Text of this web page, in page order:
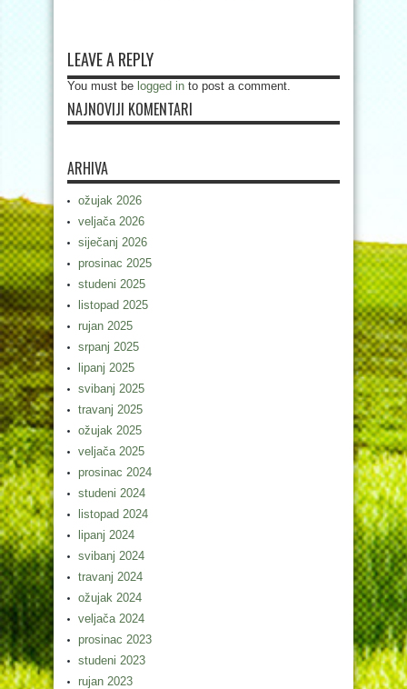
LEAVE A REPLY
You must be logged in to post a comment.
NAJNOVIJI KOMENTARI
ARHIVA
ožujak 2026
veljača 2026
siječanj 2026
prosinac 2025
studeni 2025
listopad 2025
rujan 2025
srpanj 2025
lipanj 2025
svibanj 2025
travanj 2025
ožujak 2025
veljača 2025
prosinac 2024
studeni 2024
listopad 2024
lipanj 2024
svibanj 2024
travanj 2024
ožujak 2024
veljača 2024
prosinac 2023
studeni 2023
rujan 2023